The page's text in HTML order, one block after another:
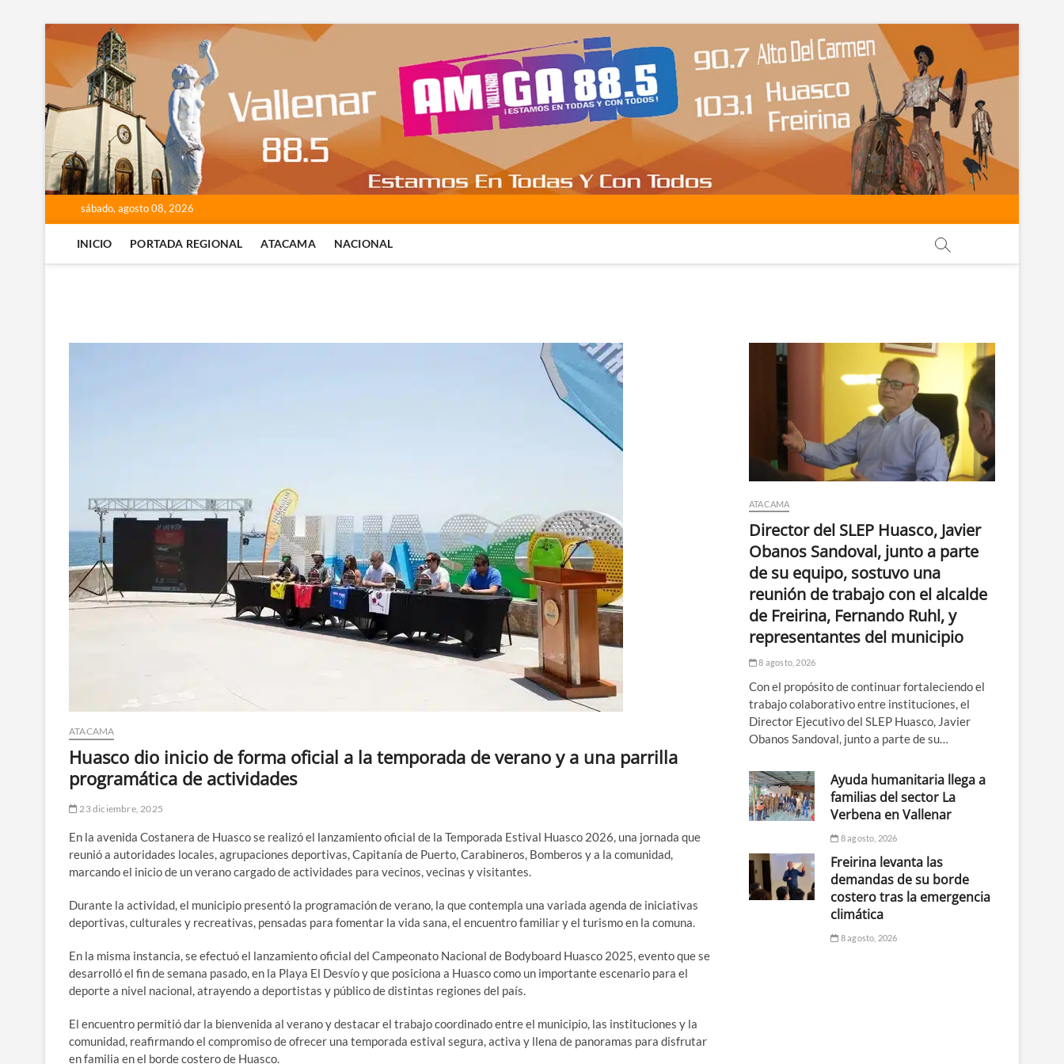
contenido
sábado, agosto 08, 2026
INICIO PORTADA REGIONAL ATACAMA NACIONAL
ATACAMA
Huasco dio inicio de forma oficial a la temporada de verano y a una parrilla
programática de actividades
23 diciembre, 2025
En la avenida Costanera de Huasco se realizó el lanzamiento oficial de la Temporada Estival Huasco 2026, una jornada que
reunió a autoridades locales, agrupaciones deportivas, Capitanía de Puerto, Carabineros, Bomberos y a la comunidad,
marcando el inicio de un verano cargado de actividades para vecinos, vecinas y visitantes.
Durante la actividad, el municipio presentó la programación de verano, la que contempla una variada agenda de iniciativas
deportivas, culturales y recreativas, pensadas para fomentar la vida sana, el encuentro familiar y el turismo en la comuna.
En la misma instancia, se efectuó el lanzamiento oficial del Campeonato Nacional de Bodyboard Huasco 2025, evento que se
desarrolló el fin de semana pasado, en la Playa El Desvío y que posiciona a Huasco como un importante escenario para el
deporte a nivel nacional, atrayendo a deportistas y público de distintas regiones del país.
El encuentro permitió dar la bienvenida al verano y destacar el trabajo coordinado entre el municipio, las instituciones y la
comunidad, reafirmando el compromiso de ofrecer una temporada estival segura, activa y llena de panoramas para disfrutar
en familia en el borde costero de Huasco.
ATACAMA
Director del SLEP Huasco, Javier
Obanos Sandoval, junto a parte
de su equipo, sostuvo una
reunión de trabajo con el alcalde
de Freirina, Fernando Ruhl, y
representantes del municipio
8 agosto, 2026
Con el propósito de continuar fortaleciendo el
trabajo colaborativo entre instituciones, el
Director Ejecutivo del SLEP Huasco, Javier
Obanos Sandoval, junto a parte de su…
Ayuda humanitaria llega a
familias del sector La
Verbena en Vallenar
8 agosto, 2026
Freirina levanta las
demandas de su borde
costero tras la emergencia
climática
8 agosto, 2026